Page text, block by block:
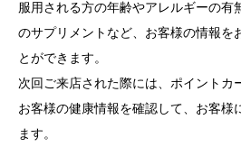
服用される方の年齢やアレルギーの有
のサプリメントなど、お客様の情報を
とができます。
次回ご来店された際には、ポイントカ
お客様の健康情報を確認して、お客様
ます。